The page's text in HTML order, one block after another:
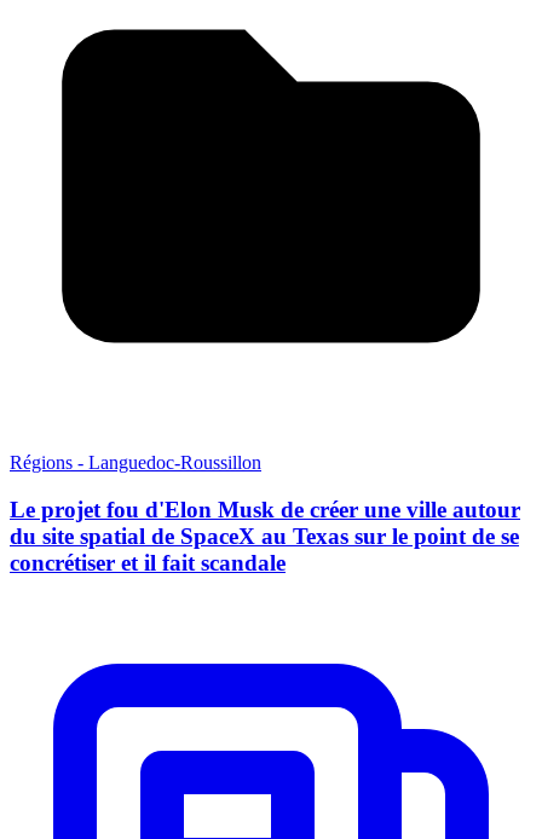
Régions - Languedoc-Roussillon
Le projet fou d'Elon Musk de créer une ville autour
du site spatial de SpaceX au Texas sur le point de se
concrétiser et il fait scandale